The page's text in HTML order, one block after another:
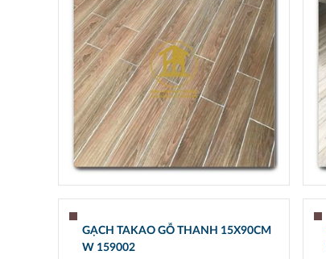
GẠCH TAKAO GỖ THANH 15X90CM
W 159002